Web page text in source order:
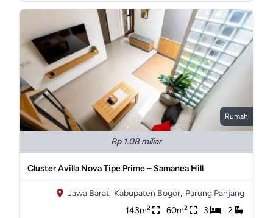
Rumah
Rp 1.08 miliar
Cluster Avilla Nova Tipe Prime – Samanea Hill
Jawa Barat, Kabupaten Bogor, Parung Panjang
143m2 60m2 3 2